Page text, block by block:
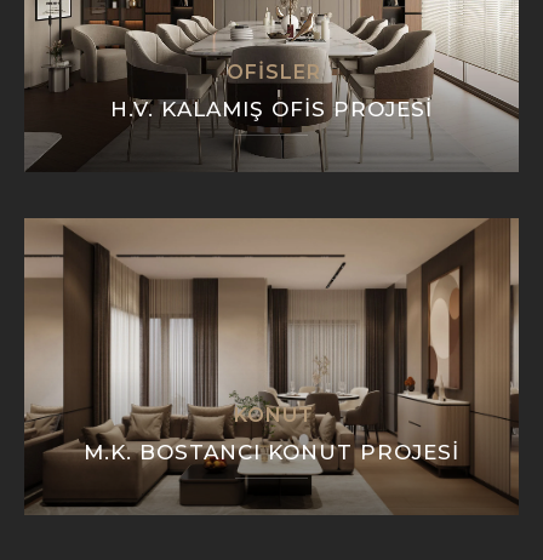
OFISLER
H.V. KALAMIŞ OFIS PROJESI
KONUT
M.K. BOSTANCI KONUT PROJESI
KONUT